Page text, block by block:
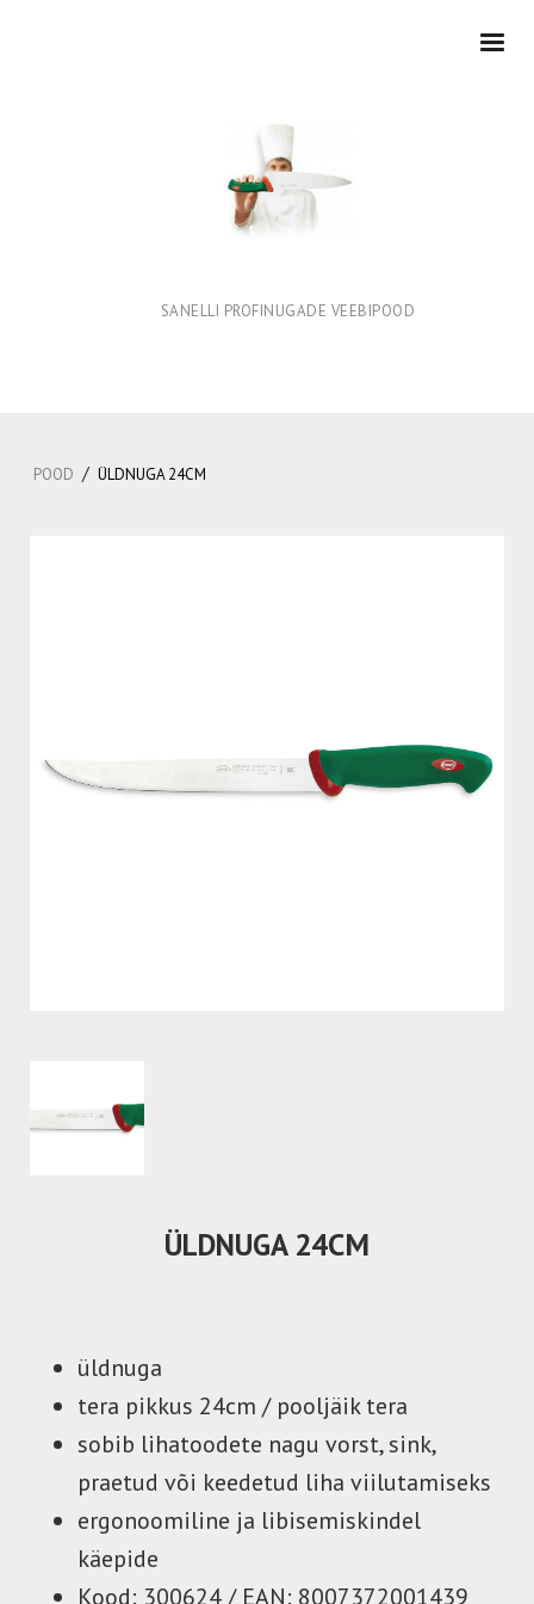
SANELLI PROFINUGADE VEEBIPOOD
POOD / ÜLDNUGA 24CM
ÜLDNUGA 24CM
üldnuga
tera pikkus 24cm / pooljäik tera
sobib lihatoodete nagu vorst, sink,
praetud või keedetud liha viilutamiseks
ergonoomiline ja libisemiskindel
käepide
Kood: 300624 / EAN: 8007372001439